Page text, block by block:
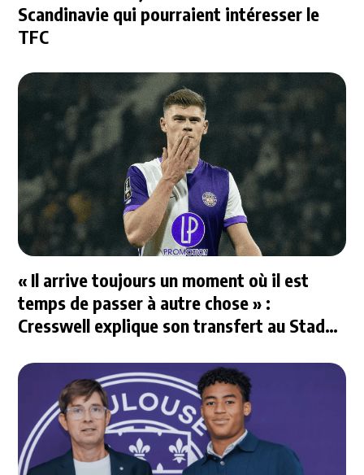
Scandinavie qui pourraient intéresser le
TFC
« Il arrive toujours un moment où il est
temps de passer à autre chose » :
Cresswell explique son transfert au Stade